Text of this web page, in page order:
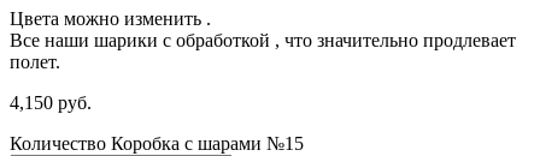
Цвета можно изменить .
Все наши шарики с обработкой , что значительно продлевает
полет.
4,150 руб.
Количество Коробка с шарами №15